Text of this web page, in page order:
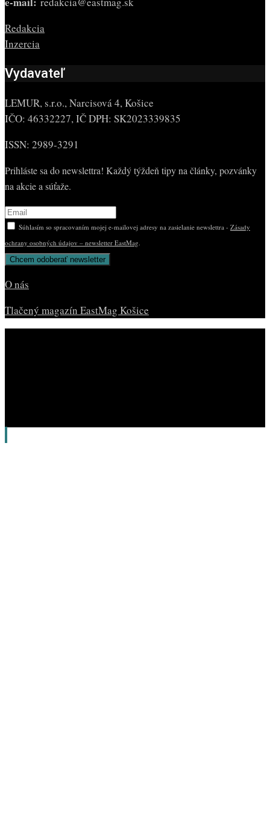
Redakcia
Inzercia
Vydavateľ
LEMUR, s.r.o., Narcisová 4, Košice
IČO: 46332227, IČ DPH: SK2023339835
ISSN: 2989-3291
Prihláste sa do newslettra! Každý týždeň tipy na články, pozvánky
na akcie a súťaže.
Súhlasím so spracovaním mojej e-mailovej adresy na zasielanie newslettra - Zásady
ochrany osobných údajov – newsletter EastMag.
O nás
Tlačený magazín EastMag Košice